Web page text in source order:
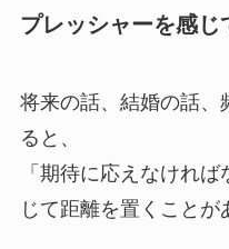
プレッシャーを感じ
将来の話、結婚の話、
ると、
「期待に応えなけれ
じて距離を置くことが